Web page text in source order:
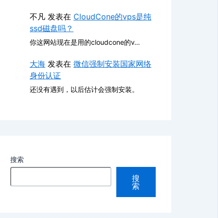
不凡 发表在 CloudCone的vps是纯
ssd磁盘吗？
你这网站现在是用的cloudcone的v…
大海 发表在 微信强制安装国家网络
身份认证
还没有遇到，以后估计会强制安装。
搜索
搜
索